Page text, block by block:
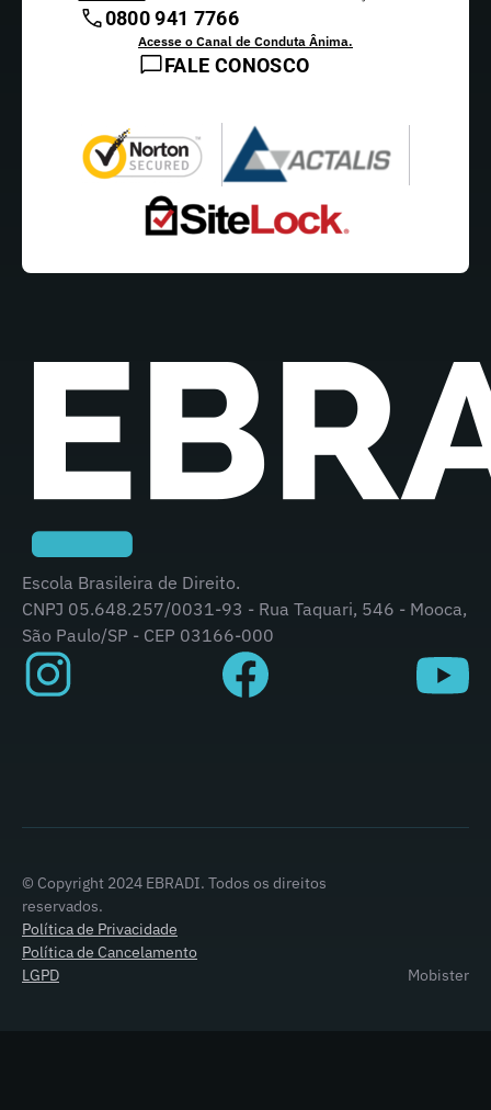
0800 941 7766
Acesse o Canal de Conduta Ânima.
FALE CONOSCO
Escola Brasileira de Direito.
CNPJ 05.648.257/0031-93 - Rua Taquari, 546 - Mooca,
São Paulo/SP - CEP 03166-000
© Copyright 2024 EBRADI. Todos os direitos
reservados.
Política de Privacidade
Política de Cancelamento
LGPD
Mobister